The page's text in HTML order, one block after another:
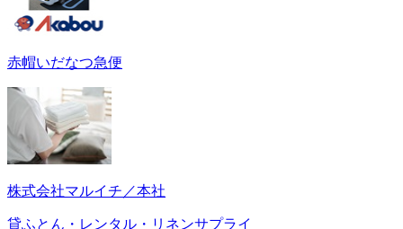
赤帽いだなつ急便
株式会社マルイチ／本社
貸ふとん・レンタル・リネンサプライ